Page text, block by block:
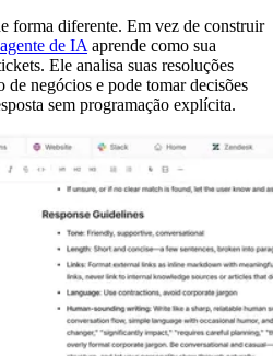
forma diferente. Em vez de construir
agente de IA aprende como sua
Ele analisa suas resoluções
de negócios e pode tomar decisões
sem programação explícita.